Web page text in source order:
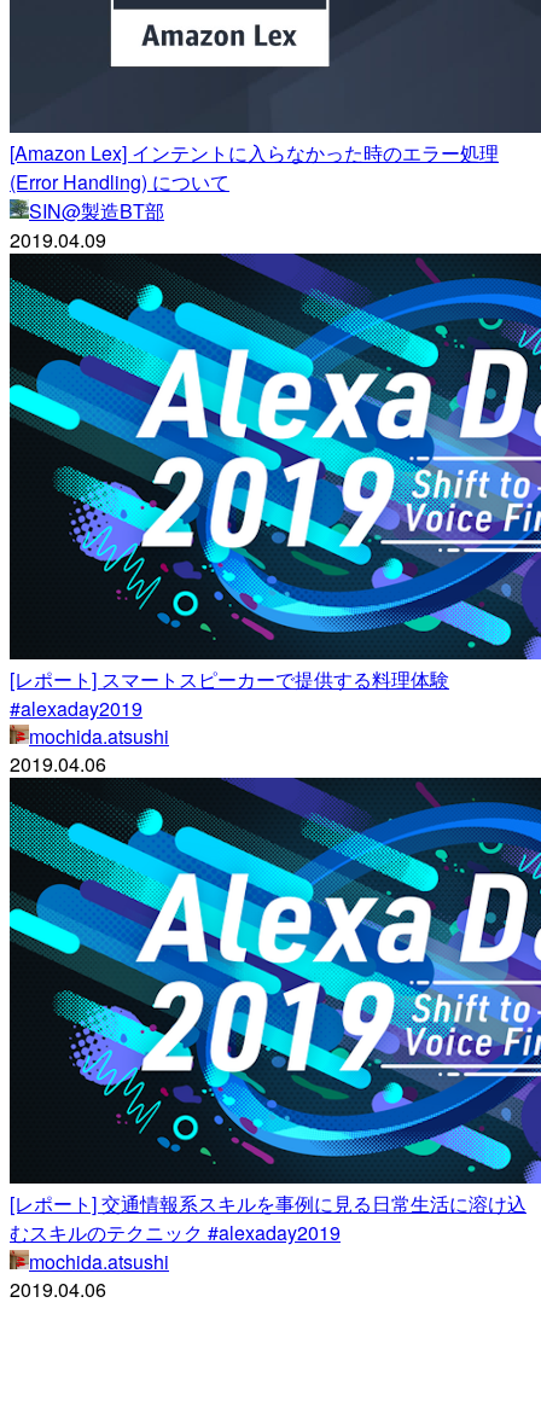
[Amazon Lex] インテントに入らなかった時のエラー処理
(Error Handling) について
SIN@製造BT部
2019.04.09
[レポート] スマートスピーカーで提供する料理体験
#alexaday2019
mochida.atsushi
2019.04.06
[レポート] 交通情報系スキルを事例に見る日常生活に溶け込
むスキルのテクニック #alexaday2019
mochida.atsushi
2019.04.06